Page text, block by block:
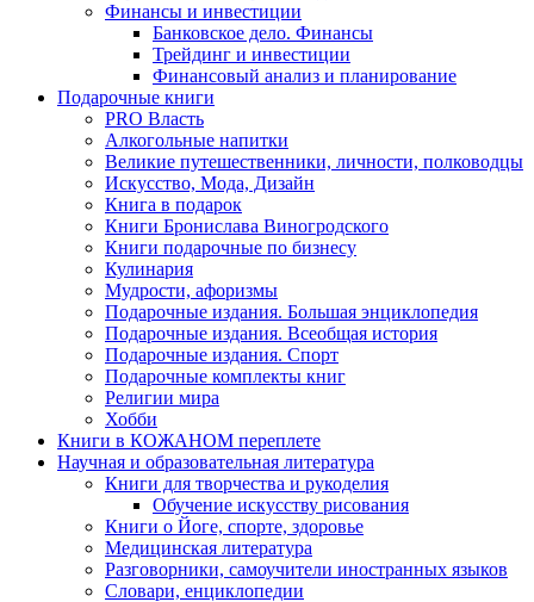
Финансы и инвестиции
Банковское дело. Финансы
Трейдинг и инвестиции
Финансовый анализ и планирование
Подарочные книги
PRO Власть
Алкогольные напитки
Великие путешественники, личности, полководцы
Искусство, Мода, Дизайн
Книга в подарок
Книги Бронислава Виногродского
Книги подарочные по бизнесу
Кулинария
Мудрости, афоризмы
Подарочные издания. Большая энциклопедия
Подарочные издания. Всеобщая история
Подарочные издания. Спорт
Подарочные комплекты книг
Религии мира
Хобби
Книги в КОЖАНОМ переплете
Научная и образовательная литература
Книги для творчества и рукоделия
Обучение искусству рисования
Книги о Йоге, спорте, здоровье
Медицинская литература
Разговорники, самоучители иностранных языков
Словари, енциклопедии